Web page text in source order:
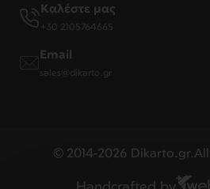
Καλέστε μας
+30 2105764665
Email
sales@dikarto.gr
© 2014-2026